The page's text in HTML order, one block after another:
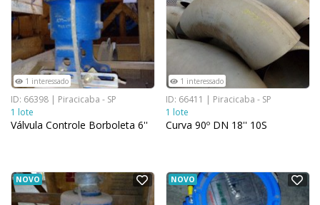
1 interessado
ID: 66398 | Piracicaba - SP
1 lote
Válvula Controle Borboleta 6''
1 interessado
ID: 66411 | Piracicaba - SP
1 lote
Curva 90º DN 18'' 10S
NOVO NOVO